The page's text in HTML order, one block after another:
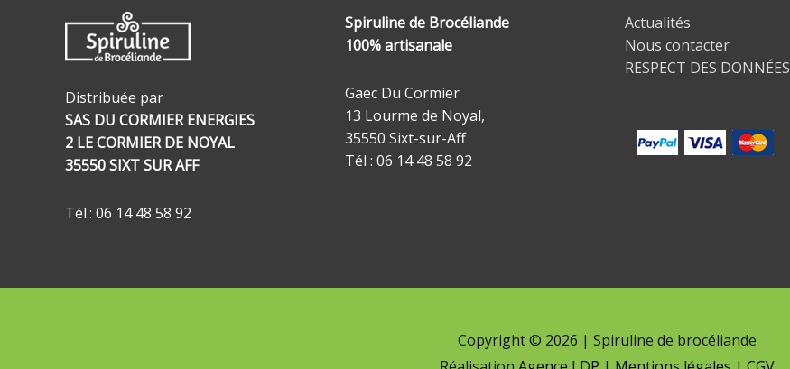
Distribuée par
SAS DU CORMIER ENERGIES
2 LE CORMIER DE NOYAL
35550 SIXT SUR AFF
Tél.: 06 14 48 58 92
Spiruline de Brocéliande
100% artisanale
Gaec Du Cormier
13 Lourme de Noyal,
35550 Sixt-sur-Aff
Tél : 06 14 48 58 92
Actualités
Nous contacter
RESPECT DES DONNÉES
Copyright © 2026 | Spiruline de brocéliande